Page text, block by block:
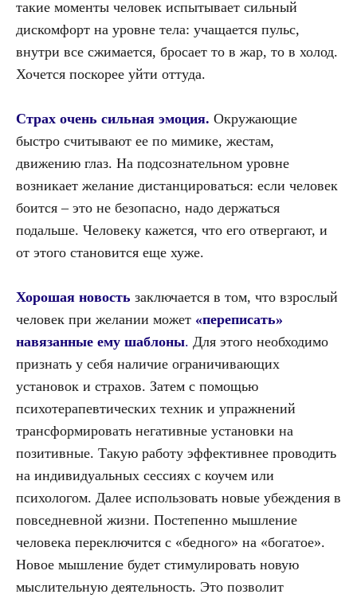
такие моменты человек испытывает сильный
дискомфорт на уровне тела: учащается пульс,
внутри все сжимается, бросает то в жар, то в холод.
Хочется поскорее уйти оттуда.
Страх очень сильная эмоция. Окружающие
быстро считывают ее по мимике, жестам,
движению глаз. На подсознательном уровне
возникает желание дистанцироваться: если человек
боится – это не безопасно, надо держаться
подальше. Человеку кажется, что его отвергают, и
от этого становится еще хуже.
Хорошая новость заключается в том, что взрослый
человек при желании может «переписать»
навязанные ему шаблоны. Для этого необходимо
признать у себя наличие ограничивающих
установок и страхов. Затем с помощью
психотерапевтических техник и упражнений
трансформировать негативные установки на
позитивные. Такую работу эффективнее проводить
на индивидуальных сессиях с коучем или
психологом. Далее использовать новые убеждения в
повседневной жизни. Постепенно мышление
человека переключится с «бедного» на «богатое».
Новое мышление будет стимулировать новую
мыслительную деятельность. Это позволит